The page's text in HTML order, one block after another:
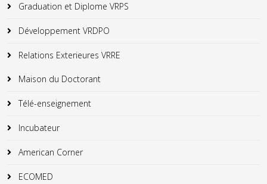
Graduation et Diplome VRPS
Développement VRDPO
Relations Exterieures VRRE
Maison du Doctorant
Télé-enseignement
Incubateur
American Corner
ECOMED